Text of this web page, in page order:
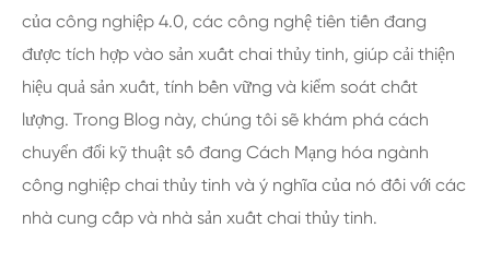
của công nghiệp 4.0, các công nghệ tiên tiến đang
được tích hợp vào sản xuất chai thủy tinh, giúp cải thiện
hiệu quả sản xuất, tính bền vững và kiểm soát chất
lượng. Trong Blog này, chúng tôi sẽ khám phá cách
chuyển đổi kỹ thuật số đang Cách Mạng hóa ngành
công nghiệp chai thủy tinh và ý nghĩa của nó đối với các
nhà cung cấp và nhà sản xuất chai thủy tinh.